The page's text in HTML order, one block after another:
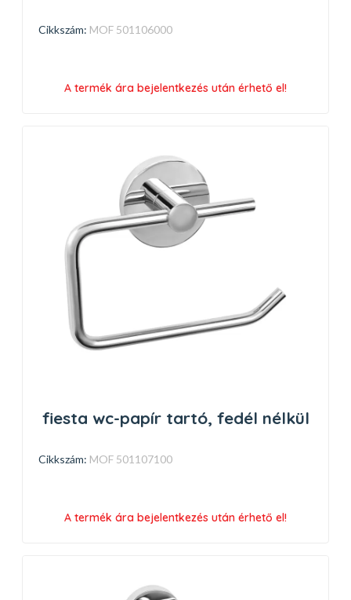
Cikkszám: MOF 501106000
A termék ára bejelentkezés után érhető el!
fiesta wc-papír tartó, fedél nélkül
Cikkszám: MOF 501107100
A termék ára bejelentkezés után érhető el!